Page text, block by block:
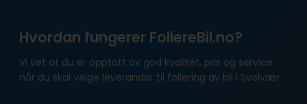
Hvordan fungerer FoliereBil.no?
Vi vet at du er opptatt av god kvalitet, pris og service
når du skal velge leverandør til foliering av bil i Svolvær.